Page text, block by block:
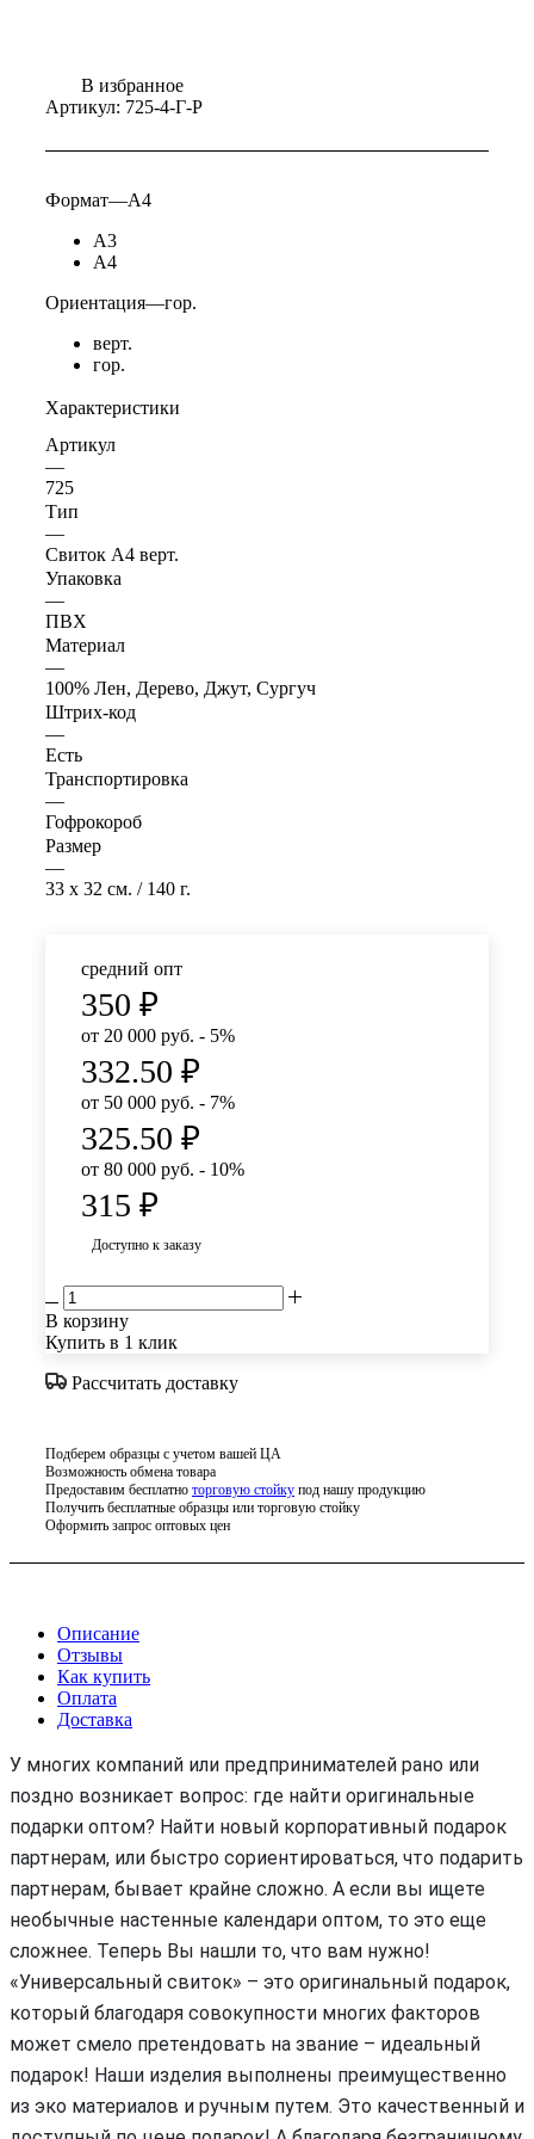
В избранное
Артикул: 725-4-Г-Р
Формат—А4
А3
А4
Ориентация—гор.
верт.
гор.
Характеристики
Артикул
—
725
Тип
—
Свиток А4 верт.
Упаковка
—
ПВХ
Материал
—
100% Лен, Дерево, Джут, Сургуч
Штрих-код
—
Есть
Транспортировка
—
Гофрокороб
Размер
—
33 x 32 см. / 140 г.
средний опт
350 ₽
от 20 000 руб. - 5%
332.50 ₽
от 50 000 руб. - 7%
325.50 ₽
от 80 000 руб. - 10%
315 ₽
Доступно к заказу
В корзину
Купить в 1 клик
Рассчитать доставку
Подберем образцы с учетом вашей ЦА
Возможность обмена товара
Предоставим бесплатно торговую стойку под нашу продукцию
Получить бесплатные образцы или торговую стойку
Оформить запрос оптовых цен
Описание
Отзывы
Как купить
Оплата
Доставка
У многих компаний или предпринимателей рано или
поздно возникает вопрос: где найти оригинальные
подарки оптом? Найти новый корпоративный подарок
партнерам, или быстро сориентироваться, что подарить
партнерам, бывает крайне сложно. А если вы ищете
необычные настенные календари оптом, то это еще
сложнее. Теперь Вы нашли то, что вам нужно!
«Универсальный свиток» – это оригинальный подарок,
который благодаря совокупности многих факторов
может смело претендовать на звание – идеальный
подарок! Наши изделия выполнены преимущественно
из эко материалов и ручным путем. Это качественный и